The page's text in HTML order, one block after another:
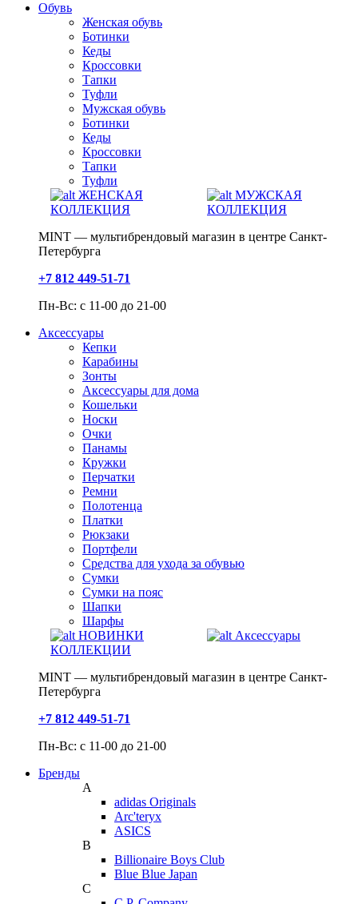
Обувь
Женская обувь
Ботинки
Кеды
Кроссовки
Тапки
Туфли
Мужская обувь
Ботинки
Кеды
Кроссовки
Тапки
Туфли
ЖЕНСКАЯ
КОЛЛЕКЦИЯ
МУЖСКАЯ
КОЛЛЕКЦИЯ
MINT — мультибрендовый магазин в центре Санкт-
Петербурга
+7 812 449-51-71
Пн-Вс: с 11-00 до 21-00
Аксессуары
Кепки
Карабины
Зонты
Аксессуары для дома
Кошельки
Носки
Очки
Панамы
Кружки
Перчатки
Ремни
Полотенца
Платки
Рюкзаки
Портфели
Средства для ухода за обувью
Сумки
Сумки на пояс
Шапки
Шарфы
НОВИНКИ
КОЛЛЕКЦИИ
Аксессуары
MINT — мультибрендовый магазин в центре Санкт-
Петербурга
+7 812 449-51-71
Пн-Вс: с 11-00 до 21-00
Бренды
A
adidas Originals
Arc'teryx
ASICS
B
Billionaire Boys Club
Blue Blue Japan
C